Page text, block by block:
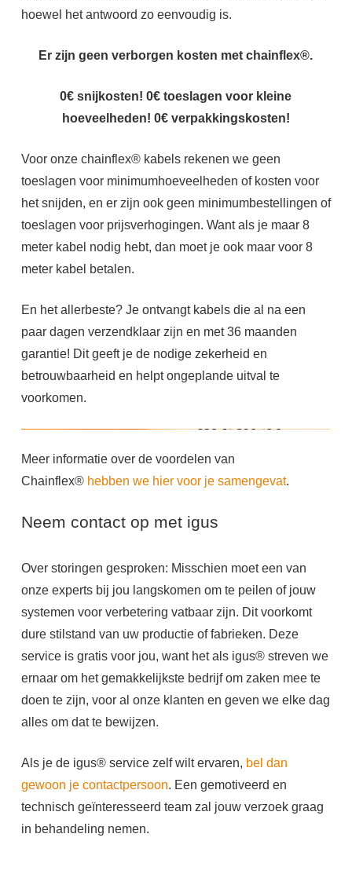
hoewel het antwoord zo eenvoudig is.
Er zijn geen verborgen kosten met chainflex®.
0€ snijkosten! 0€ toeslagen voor kleine
hoeveelheden! 0€ verpakkingskosten!
Voor onze chainflex® kabels rekenen we geen
toeslagen voor minimumhoeveelheden of kosten voor
het snijden, en er zijn ook geen minimumbestellingen of
toeslagen voor prijsverhogingen. Want als je maar 8
meter kabel nodig hebt, dan moet je ook maar voor 8
meter kabel betalen.
En het allerbeste? Je ontvangt kabels die al na een
paar dagen verzendklaar zijn en met 36 maanden
garantie! Dit geeft je de nodige zekerheid en
betrouwbaarheid en helpt ongeplande uitval te
voorkomen.
Meer informatie over de voordelen van
Chainflex® hebben we hier voor je samengevat.
Neem contact op met igus
Over storingen gesproken: Misschien moet een van
onze experts bij jou langskomen om te peilen of jouw
systemen voor verbetering vatbaar zijn. Dit voorkomt
dure stilstand van uw productie of fabrieken. Deze
service is gratis voor jou, want het als igus® streven we
ernaar om het gemakkelijkste bedrijf om zaken mee te
doen te zijn, voor al onze klanten en geven we elke dag
alles om dat te bewijzen.
Als je de igus® service zelf wilt ervaren, bel dan
gewoon jecontactpersoon. Een gemotiveerd en
technisch geïnteresseerd team zal jouw verzoek graag
in behandeling nemen.